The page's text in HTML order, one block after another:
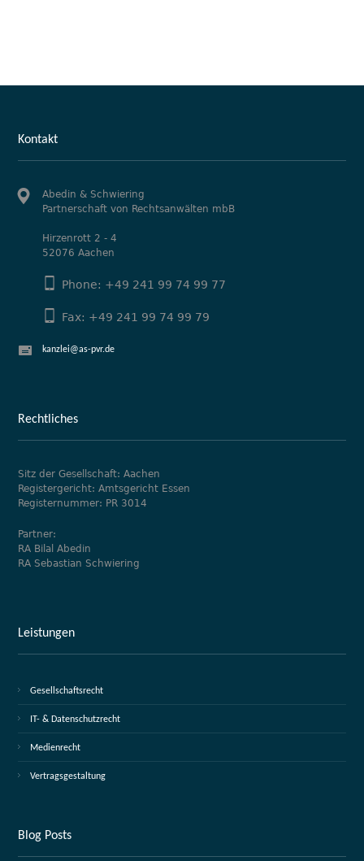
Kontakt
Abedin & Schwiering
Partnerschaft von Rechtsanwälten mbB
Hirzenrott 2 - 4
52076 Aachen
Phone: +49 241 99 74 99 77
Fax: +49 241 99 74 99 79
kanzlei@as-pvr.de
Rechtliches
Sitz der Gesellschaft: Aachen
Registergericht: Amtsgericht Essen
Registernummer: PR 3014
Partner:
RA Bilal Abedin
RA Sebastian Schwiering
Leistungen
Gesellschaftsrecht
IT- & Datenschutzrecht
Medienrecht
Vertragsgestaltung
Blog Posts